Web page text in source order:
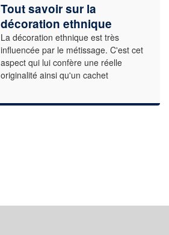
Tout savoir sur la
décoration ethnique
La décoration ethnique est très
influencée par le métissage. C'est cet
aspect qui lui confère une réelle
originalité ainsi qu'un cachet